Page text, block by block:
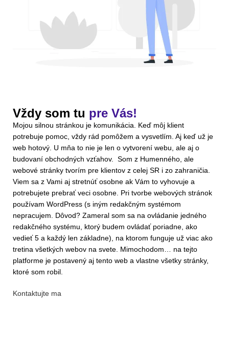
Vždy som tu pre Vás!
Mojou silnou stránkou je komunikácia. Keď môj klient
potrebuje pomoc, vždy rád pomôžem a vysvetlím. Aj keď už je
web hotový. U mňa to nie je len o vytvorení webu, ale aj o
budovaní obchodných vzťahov. Som z Humenného, ale
webové stránky tvorím pre klientov z celej SR i zo zahraničia.
Viem sa z Vami aj stretnúť osobne ak Vám to vyhovuje a
potrebujete prebrať veci osobne. Pri tvorbe webových stránok
používam WordPress (s iným redakčným systémom
nepracujem. Dôvod? Zameral som sa na ovládanie jedného
redakčného systému, ktorý budem ovládať poriadne, ako
vedieť 5 a každý len základne), na ktorom funguje už viac ako
tretina všetkých webov na svete. Mimochodom… na tejto
platforme je postavený aj tento web a vlastne všetky stránky,
ktoré som robil.
Kontaktujte ma